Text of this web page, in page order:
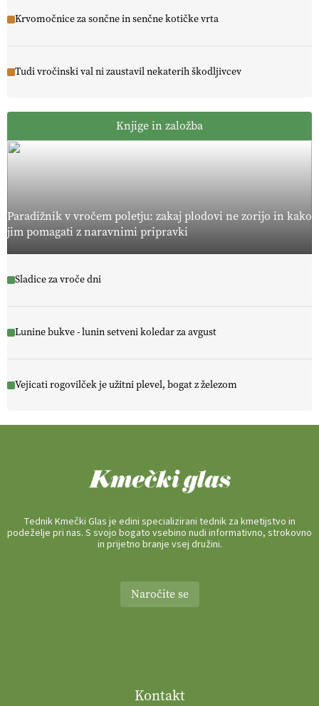
Krvomočnice za sončne in senčne kotičke vrta
Tudi vročinski val ni zaustavil nekaterih škodljivcev
Knjige in založba
Paradižnik v vročem poletju: zakaj plodovi ne zorijo in kako
jim pomagati z naravnimi pripravki
Sladice za vroče dni
Lunine bukve - lunin setveni koledar za avgust
Vejicati rogovilček je užitni plevel, bogat z železom
Tednik Kmečki Glas je edini specializirani tednik za kmetijstvo in
podeželje pri nas. S svojo bogato vsebino nudi informativno, strokovno
in prijetno branje vsej družini.
Naročite se
Kontakt